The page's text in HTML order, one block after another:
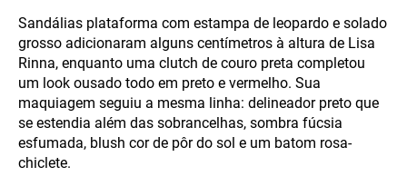
Sandálias plataforma com estampa de leopardo e solado
grosso adicionaram alguns centímetros à altura de Lisa
Rinna, enquanto uma clutch de couro preta completou
um look ousado todo em preto e vermelho. Sua
maquiagem seguiu a mesma linha: delineador preto que
se estendia além das sobrancelhas, sombra fúcsia
esfumada, blush cor de pôr do sol e um batom rosa-
chiclete.